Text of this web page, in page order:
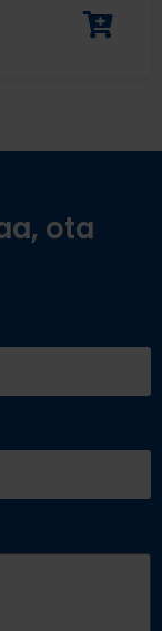
ota